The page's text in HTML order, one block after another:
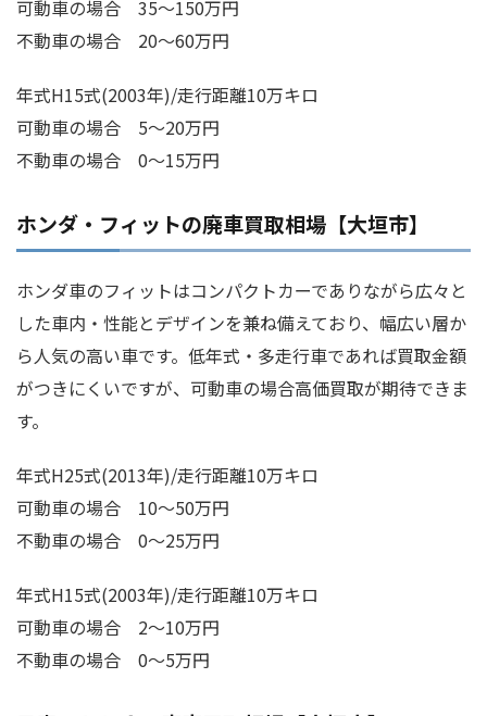
可動車の場合 35～150万円
不動車の場合 20～60万円
年式H15式(2003年)/走行距離10万キロ
可動車の場合 5～20万円
不動車の場合 0～15万円
ホンダ・フィットの廃車買取相場【大垣市】
ホンダ車のフィットはコンパクトカーでありながら広々と
した車内・性能とデザインを兼ね備えており、幅広い層か
ら人気の高い車です。低年式・多走行車であれば買取金額
がつきにくいですが、可動車の場合高価買取が期待できま
す。
年式H25式(2013年)/走行距離10万キロ
可動車の場合 10～50万円
不動車の場合 0～25万円
年式H15式(2003年)/走行距離10万キロ
可動車の場合 2～10万円
不動車の場合 0～5万円